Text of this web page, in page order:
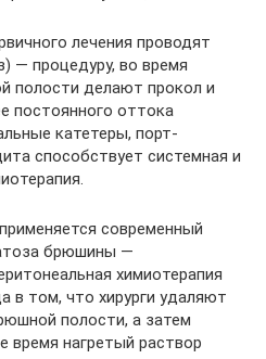
лечения проводят
— процедуру, во время
полости делают прокол и
постоянного оттока
катетеры, порт-
способствует системная и
современный
брюшины —
химиотерапия
в том, что хирурги удаляют
полости, а затем
время нагретый раствор